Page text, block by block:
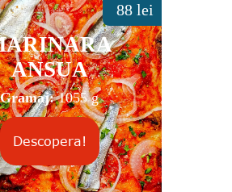
ANSUA
Gramaj:1055 g
Descopera!
88 lei